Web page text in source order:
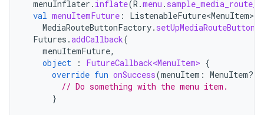
menuInflater . inflate(R .menu .
val menuItemFuture : ListenableFuture<MenuItem>
MediaRouteButtonFactory. setUpMediaRouteButton
Futures .addCallback(
menuItemFuture,
object
: FutureCallback<MenuItem> {
override fun onSuccess(menuItem : MenuItem?)
// Do something with the menu item.
}